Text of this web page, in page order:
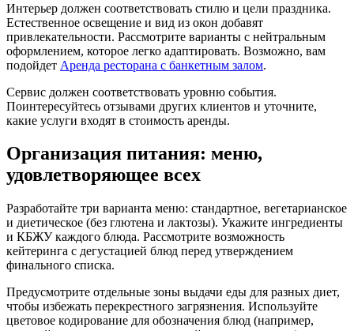
Интерьер должен соответствовать стилю и цели праздника.
Естественное освещение и вид из окон добавят
привлекательности. Рассмотрите варианты с нейтральным
оформлением, которое легко адаптировать. Возможно, вам
подойдет Аренда ресторана с банкетным залом.
Сервис должен соответствовать уровню события.
Поинтересуйтесь отзывами других клиентов и уточните,
какие услуги входят в стоимость аренды.
Организация питания: меню,
удовлетворяющее всех
Разработайте три варианта меню: стандартное, вегетарианское
и диетическое (без глютена и лактозы). Укажите ингредиенты
и КБЖУ каждого блюда. Рассмотрите возможность
кейтеринга с дегустацией блюд перед утверждением
финального списка.
Предусмотрите отдельные зоны выдачи еды для разных диет,
чтобы избежать перекрестного загрязнения. Используйте
цветовое кодирование для обозначения блюд (например,